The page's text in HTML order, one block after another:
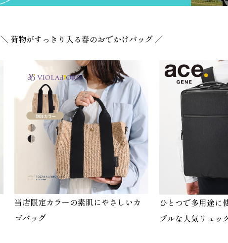
＼ 荷物がすっきり入る春のおでかけバッグ ／
当店限定カラーの素肌にやさしいカ
ゴバッグ
ひとつで多用途に
ブルな人気リュッ